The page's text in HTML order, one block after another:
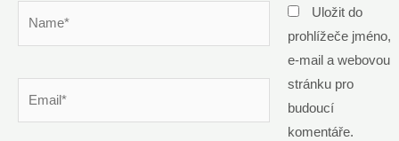
Uložit do
prohlížeče jméno,
e-mail a webovou
stránku pro
budoucí
komentáře.